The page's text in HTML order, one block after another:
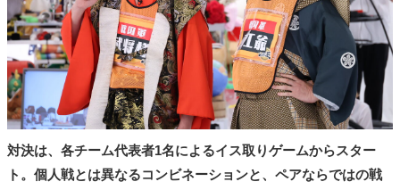
対決は、各チーム代表者1名によるイス取りゲームからスター
ト。個人戦とは異なるコンビネーションと、ペアならではの戦